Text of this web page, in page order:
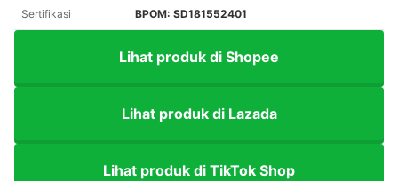
Sertifikasi BPOM: SD181552401
Lihat produk di Shopee
Lihat produk di Lazada
Lihat produk di TikTok Shop